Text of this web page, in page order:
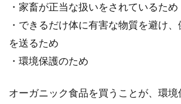
統を守る姿をご紹介
・家畜が正当な扱いをされているため
・できるだけ体に有害な物質を避け
を送るため
・環境保護のため
オーガニック食品を買うことが、環